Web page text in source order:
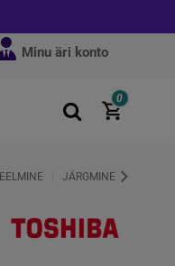
Minu äri konto
0
EELMINE JÄRGMINE